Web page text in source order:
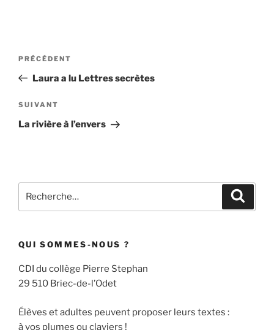
Navigation
l’article
Article
précédent
PRÉCÉDENT
Laura a lu Lettres secrètes
Article
suivant
SUIVANT
La rivière à l’envers
pour
QUI SOMMES-NOUS ?
CDI du collège Pierre Stephan
29 510 Briec-de-l’Odet
Élèves et adultes peuvent proposer leurs textes :
à vos plumes ou claviers !